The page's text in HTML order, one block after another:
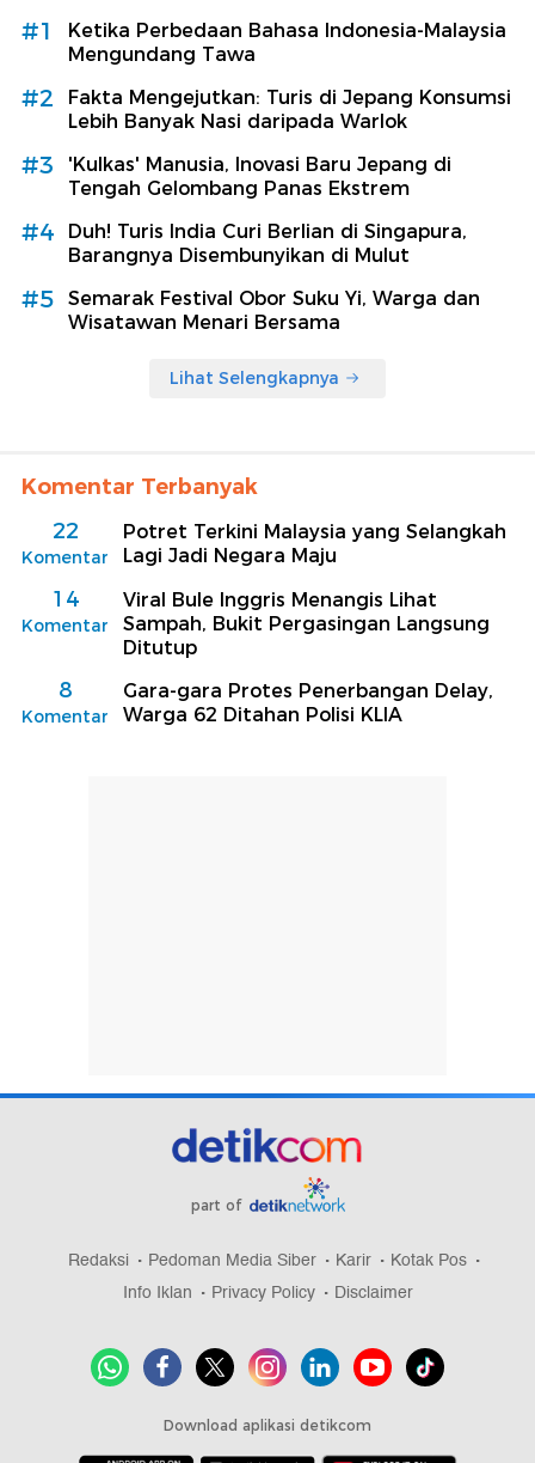
#1
Ketika Perbedaan Bahasa Indonesia-Malaysia
Mengundang Tawa
#2
Fakta Mengejutkan: Turis di Jepang Konsumsi
Lebih Banyak Nasi daripada Warlok
#3
'Kulkas' Manusia, Inovasi Baru Jepang di
Tengah Gelombang Panas Ekstrem
#4
Duh! Turis India Curi Berlian di Singapura,
Barangnya Disembunyikan di Mulut
#5
Semarak Festival Obor Suku Yi, Warga dan
Wisatawan Menari Bersama
Lihat Selengkapnya
Komentar Terbanyak
22
Komentar
Potret Terkini Malaysia yang Selangkah
Lagi Jadi Negara Maju
14
Komentar
Viral Bule Inggris Menangis Lihat
Sampah, Bukit Pergasingan Langsung
Ditutup
8
Komentar
Gara-gara Protes Penerbangan Delay,
Warga 62 Ditahan Polisi KLIA
part of
Redaksi Pedoman Media Siber Karir
Kotak Pos
Info Iklan
Privacy Policy Disclaimer
Download aplikasi detikcom